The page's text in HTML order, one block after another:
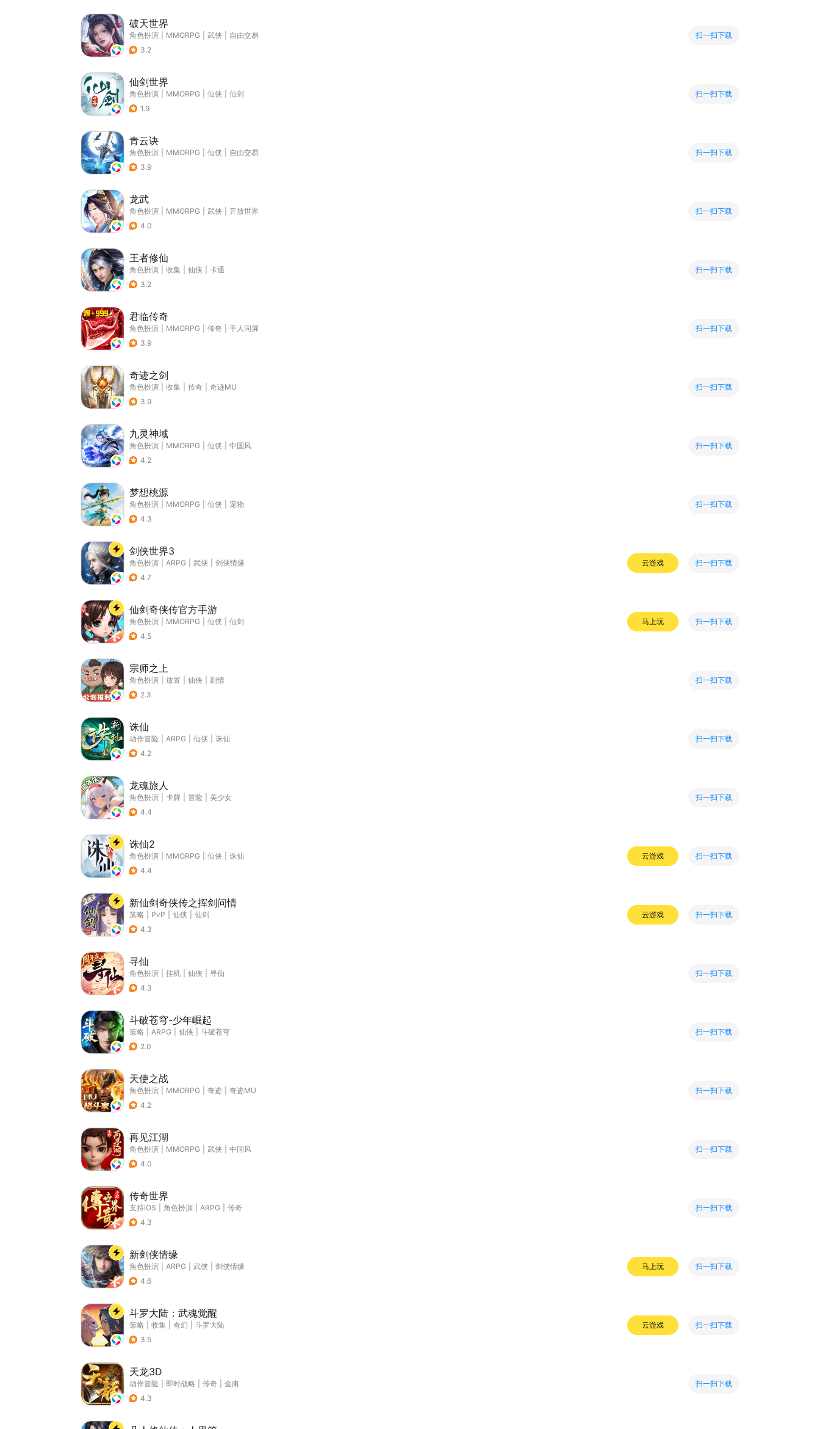
破天世界
角色扮演 MMORPG 武侠
自由交易
3.2
扫一扫下载
仙剑世界
角色扮演 MMORPG 仙侠
仙剑
1.9
扫一扫下载
青云诀
角色扮演 MMORPG 仙侠
自由交易
3.9
扫一扫下载
龙武
角色扮演 MMORPG 武侠
开放世界
4.0
扫一扫下载
王者修仙
角色扮演 收集 仙侠
卡通
3.2
扫一扫下载
君临传奇
角色扮演 MMORPG 传奇
千人同屏
3.9
扫一扫下载
奇迹之剑
角色扮演 收集 传奇
奇迹MU
3.9
扫一扫下载
九灵神域
角色扮演 MMORPG 仙侠
中国风
4.2
扫一扫下载
梦想桃源
角色扮演 MMORPG 仙侠
宠物
4.3
扫一扫下载
剑侠世界3
角色扮演 ARPG 武侠
剑侠情缘
4.7
云游戏 扫一扫下载
仙剑奇侠传官方手游
角色扮演 MMORPG 仙侠
仙剑
4.5
马上玩 扫一扫下载
宗师之上
角色扮演 放置 仙侠
剧情
2.3
扫一扫下载
诛仙
动作冒险 ARPG 仙侠
诛仙
4.2
扫一扫下载
龙魂旅人
角色扮演 卡牌 冒险
美少女
4.4
扫一扫下载
诛仙2
角色扮演 MMORPG 仙侠
诛仙
4.4
云游戏 扫一扫下载
新仙剑奇侠传之挥剑问情
策略 PvP 仙侠
仙剑
4.3
云游戏 扫一扫下载
寻仙
角色扮演 挂机 仙侠
寻仙
4.3
扫一扫下载
斗破苍穹-少年崛起
策略 ARPG 仙侠
斗破苍穹
2.0
扫一扫下载
天使之战
角色扮演 MMORPG 奇迹
奇迹MU
4.2
扫一扫下载
再见江湖
角色扮演 MMORPG 武侠
中国风
4.0
扫一扫下载
传奇世界
支持iOS 角色扮演 ARPG
传奇
4.3
扫一扫下载
新剑侠情缘
角色扮演 ARPG 武侠
剑侠情缘
4.6
马上玩 扫一扫下载
斗罗大陆：武魂觉醒
策略 收集 奇幻
斗罗大陆
3.5
云游戏 扫一扫下载
天龙3D
动作冒险 即时战略 传奇
金庸
4.3
扫一扫下载